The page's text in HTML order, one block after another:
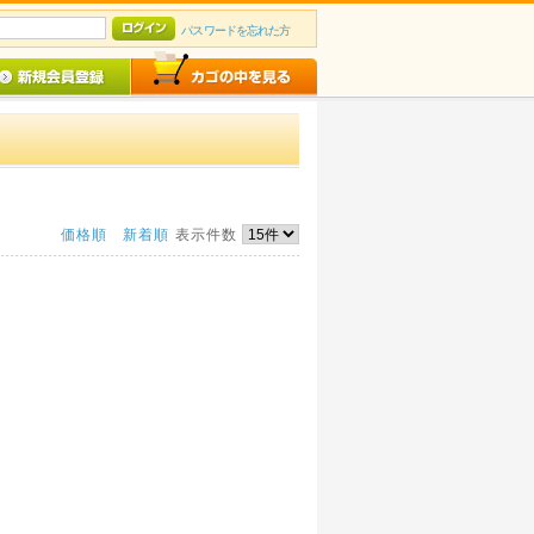
パスワードを忘れた方
価格順 新着順 表示件数